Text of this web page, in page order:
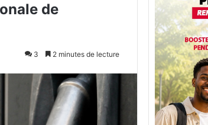
de
3 2 minutes de lecture